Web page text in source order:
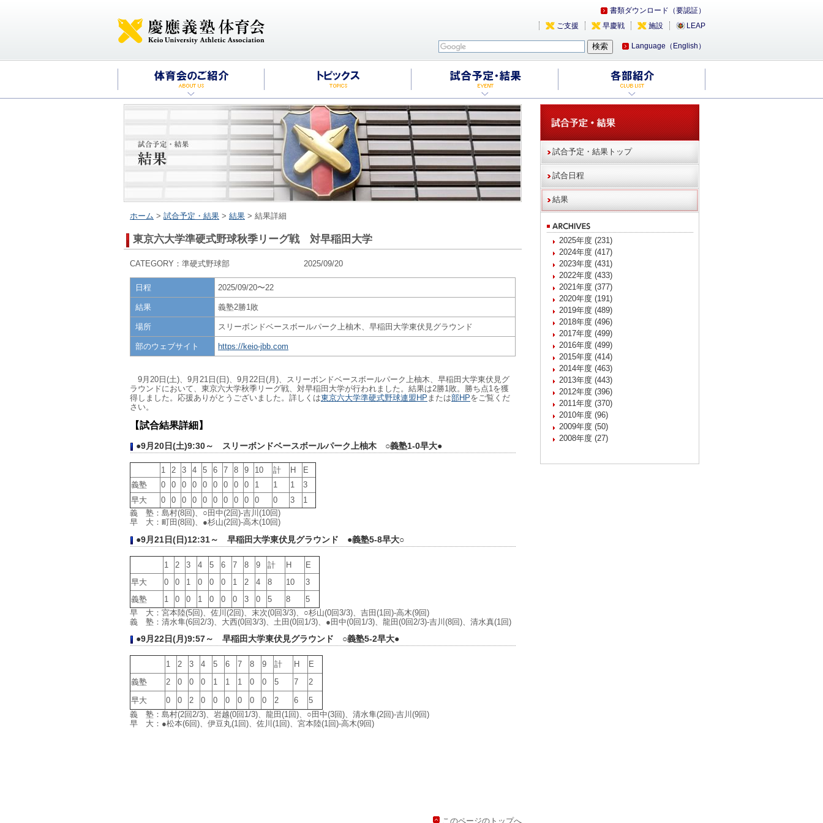
書類ダウンロード（要認証）
LEAP
施設
早慶戦
ご支援
Language（English）
ホーム > 試合予定・結果 > 結果 > 結果詳細
東京六大学準硬式野球秋季リーグ戦 対早稲田大学
CATEGORY：準硬式野球部 2025/09/20
日程 2025/09/20〜22
結果 義塾2勝1敗
場所 スリーボンドベースボールパーク上柚木、早稲田大学東伏見グラウンド
部のウェブサイト https://keio-jbb.com
9月20日(土)、9月21日(日)、9月22日(月)、スリーボンドベースボールパーク上柚木、早稲田大学東伏見グ
ラウンドにおいて、東京六大学秋季リーグ戦、対早稲田大学が行われました。結果は2勝1敗。勝ち点1を獲
得しました。応援ありがとうございました。詳しくは東京六大学準硬式野球連盟HP または部HPをご覧くだ
さい。
【試合結果詳細】
●9月20日(土)9:30～ スリーボンドベースボールパーク上柚木 ○義塾1-0早大●
1 2 3 4 5 6 7 8 9 10 計 H
E
義塾
0 0 0 0 0 0 0 0 0 1 1 1
3
早大
0 0 0 0 0 0 0 0 0 0 0 3
1
義 塾：島村(8回)、○田中(2回)-吉川(10回)
早 大：町田(8回)、●杉山(2回)-高木(10回)
●9月21日(日)12:31～ 早稲田大学東伏見グラウンド ●義塾5-8早大○
1 2 3 4 5 6 7 8 9 計 H
E
早大
0 0 1 0 0 0 1 2 4 8 10
3
義塾
1 0 0 1 0 0 0 3 0 5 8
5
早 大：宮本陸(5回)、佐川(2回)、末次(0回3/3)、○杉山(0回3/3)、吉田(1回)-高木(9回)
義 塾：清水隼(6回2/3)、大西(0回3/3)、土田(0回1/3)、●田中(0回1/3)、龍田(0回2/3)-吉川(8回)、清水真(1回)
●9月22日(月)9:57～ 早稲田大学東伏見グラウンド ○義塾5-2早大●
1 2 3 4 5 6 7 8 9 計 H
E
義塾
2 0 0 0 1 1 1 0 0 5 7
2
早大
0 0 2 0 0 0 0 0 0 2 6
5
義 塾：島村(2回2/3)、岩越(0回1/3)、龍田(1回)、○田中(3回)、清水隼(2回)-吉川(9回)
早 大：●松本(6回)、伊豆丸(1回)、佐川(1回)、宮本陸(1回)-高木(9回)
このページのトップへ
試合予定・結果トップ
試合日程
結果
2025年度 (231)
2024年度 (417)
2023年度 (431)
2022年度 (433)
2021年度 (377)
2020年度 (191)
2019年度 (489)
2018年度 (496)
2017年度 (499)
2016年度 (499)
2015年度 (414)
2014年度 (463)
2013年度 (443)
2012年度 (396)
2011年度 (370)
2010年度 (96)
2009年度 (50)
2008年度 (27)